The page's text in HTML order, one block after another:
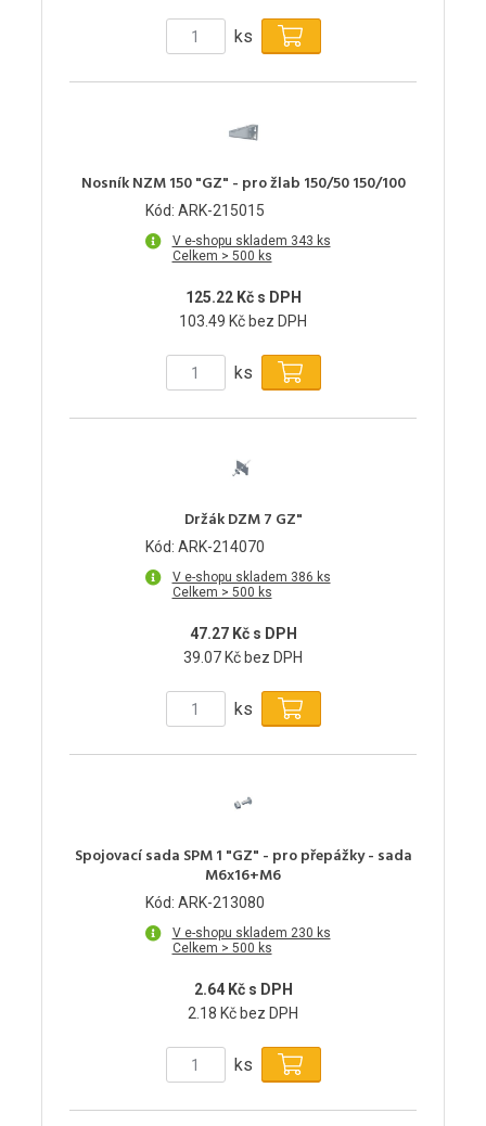
ks
Nosník NZM 150 "GZ" - pro žlab 150/50 150/100
Kód: ARK-215015
V e-shopu skladem 343 ks
Celkem > 500 ks
125.22 Kč s DPH
103.49 Kč bez DPH
ks
Držák DZM 7 GZ"
Kód: ARK-214070
V e-shopu skladem 386 ks
Celkem > 500 ks
47.27 Kč s DPH
39.07 Kč bez DPH
ks
Spojovací sada SPM 1 "GZ" - pro přepážky - sada
M6x16+M6
Kód: ARK-213080
V e-shopu skladem 230 ks
Celkem > 500 ks
2.64 Kč s DPH
2.18 Kč bez DPH
ks